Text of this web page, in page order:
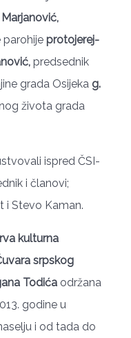
parohije protojerej-
predsednik
grada Osijeka g.
života grada
ispred ČSI-
i članovi;
i Stevo Kaman.
kulturna
srpskog
Todića održana
godine u
i od tada do